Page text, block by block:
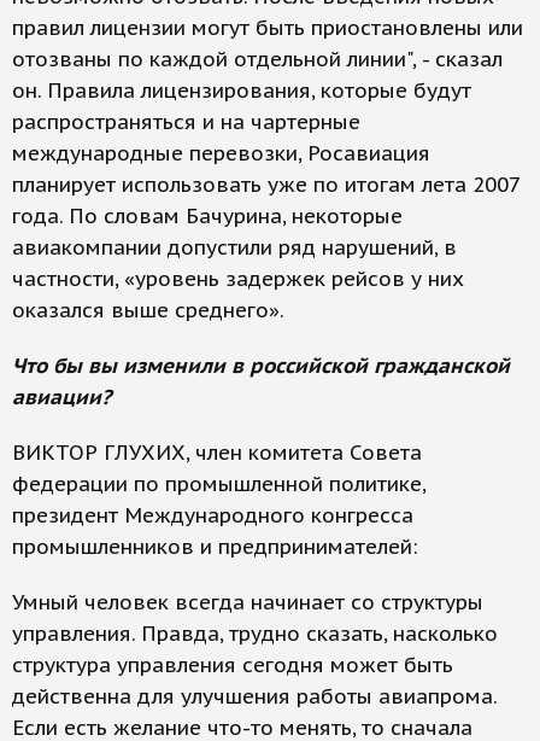
правил лицензии могут быть приостановлены или
отозваны по каждой отдельной линии", - сказал
он. Правила лицензирования, которые будут
распространяться и на чартерные
международные перевозки, Росавиация
планирует использовать уже по итогам лета 2007
года. По словам Бачурина, некоторые
авиакомпании допустили ряд нарушений, в
частности, «уровень задержек рейсов у них
оказался выше среднего».
Что бы вы изменили в российской гражданской
авиации?
ВИКТОР ГЛУХИХ, член комитета Совета
федерации по промышленной политике,
президент Международного конгресса
промышленников и предпринимателей:
Умный человек всегда начинает со структуры
управления. Правда, трудно сказать, насколько
структура управления сегодня может быть
действенна для улучшения работы авиапрома.
Если есть желание что-то менять, то сначала